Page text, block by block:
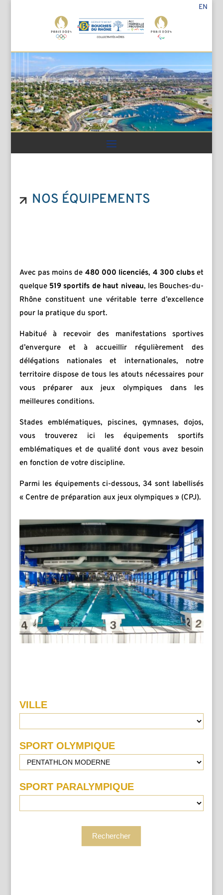
EN
NOS ÉQUIPEMENTS
Avec pas moins de 480 000 licenciés, 4 300 clubs et
quelque 519 sportifs de haut niveau, les Bouches-du-
Rhône constituent une véritable terre d’excellence
pour la pratique du sport.
Habitué à recevoir des manifestations sportives
d’envergure et à accueillir régulièrement des
délégations nationales et internationales, notre
territoire dispose de tous les atouts nécessaires pour
vous préparer aux jeux olympiques dans les
meilleures conditions.
Stades emblématiques, piscines, gymnases, dojos,
vous trouverez ici les équipements sportifs
emblématiques et de qualité dont vous avez besoin
en fonction de votre discipline.
Parmi les équipements ci-dessous, 34 sont labellisés
« Centre de préparation aux jeux olympiques » (CPJ).
Recherche
VILLE
SPORT OLYMPIQUE
SPORT PARALYMPIQUE
Rechercher